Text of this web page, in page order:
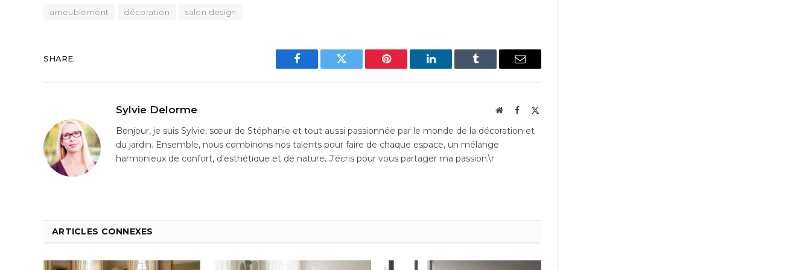
ameublement décoration salon design
SHARE.
Facebook Twitter Pinterest LinkedIn Tumblr Email
Sylvie Delorme WebsiteFacebook
Bonjour, je suis Sylvie, sœur de Stéphanie et tout aussi passionnée par le monde de la décoration et
du jardin. Ensemble, nous combinons nos talents pour faire de chaque espace, un mélange
harmonieux de confort, d'esthétique et de nature. J'écris pour vous partager ma passion.\r
ARTICLES CONNEXES